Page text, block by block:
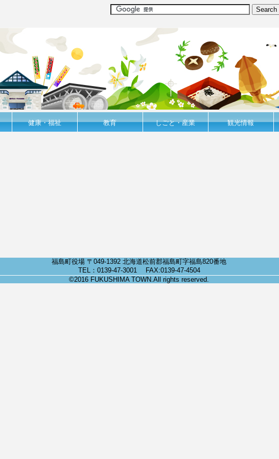
健康・福祉 教育 しごと・産業 観光情報
福島町役場 〒049-1392 北海道松前郡福島町字福島820番地
TEL：0139-47-3001 FAX:0139-47-4504
©2016 FUKUSHIMA TOWN.All rights reserved.